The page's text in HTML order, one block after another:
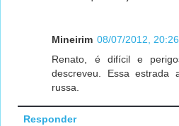
Mineirim 08/07/2012, 20:26
Renato, é difícil e
descreveu. Essa
russa.
Responder